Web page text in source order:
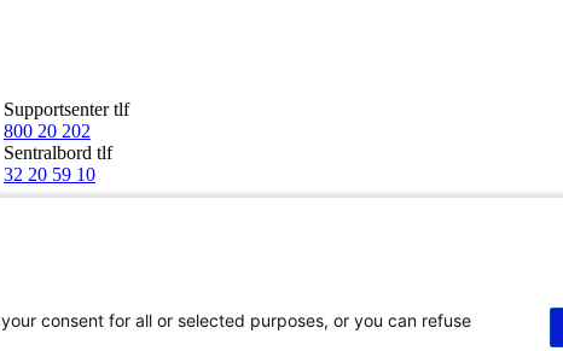
Supportsenter tlf
800 20 202
Sentralbord tlf
32 20 59 10
consent for all or selected purposes, or you can refuse